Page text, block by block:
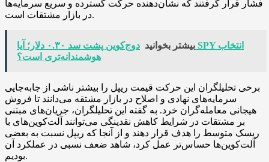
فشار قرار گرفتند که نشان‌دهنده حرکت گسترده و سریع سرمایه‌ها
در بازار مشتقات است.
بیشتر بخوانید
دوج‌کوین پشت سد ۰.۳۰ دلار؛ آیا SPY انتخاب
هوشمندانه‌تری است؟
برخی تحلیلگران این حرکت قیمت ریپل را بیشتر ناشی از جابه‌جایی
سرمایه‌های نهادی و اصلاح در بازار مشتقه می‌دانند تا فروش
هیجانی معامله‌گران خرد. به گفته این تحلیلگران، جریان‌های مبتنی
بر مشتقات در شرایط کاهش نقدینگی می‌توانند آلت‌کوین‌های با
ریسک متوسط را هدف قرار دهند و از آنجا که ریپل نسبت به بعضی
آلت‌کوین‌ها حساس‌تر عمل کرد، شاهد ضعف نسبی در عملکرد آن
بودیم.